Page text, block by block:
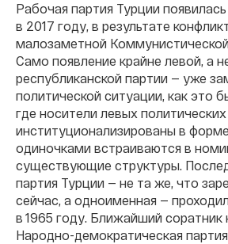
Рабочая партия Турции
в 2017 году, в результате
малозаметной
Само появление крайне левой, а
республиканской партии — уже
политической ситуации, как это
где носители левых
институционализированы в
одиночками встраиваются в
существующие структуры.
партия Турции — не та же, что
сейчас, а одноименная —
в 1965 году. Ближайший
Народно-демократическая